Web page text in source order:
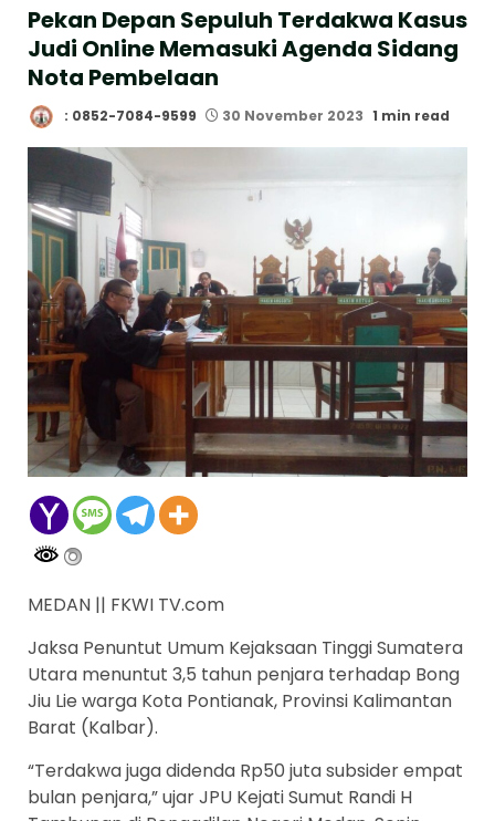
Pekan Depan Sepuluh Terdakwa Kasus
Judi Online Memasuki Agenda Sidang
Nota Pembelaan
: 0852-7084-9599 30 November 2023 1 min read
MEDAN || FKWI TV.com
Jaksa Penuntut Umum Kejaksaan Tinggi Sumatera
Utara menuntut 3,5 tahun penjara terhadap Bong
Jiu Lie warga Kota Pontianak, Provinsi Kalimantan
Barat (Kalbar).
“Terdakwa juga didenda Rp50 juta subsider empat
bulan penjara,” ujar JPU Kejati Sumut Randi H